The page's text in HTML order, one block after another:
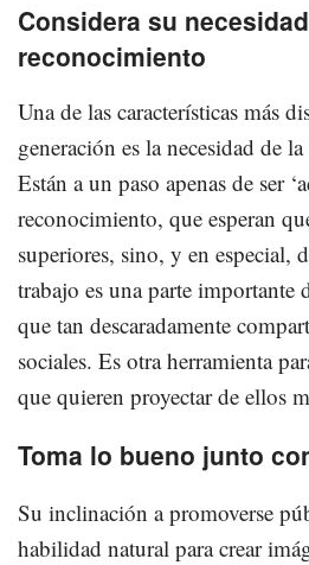
Considera su
reconocimiento
Una de las características más
generación es la necesidad de
Están a un paso apenas de ser
reconocimiento, que esperan
superiores, sino, y en especial,
trabajo es una parte importante
que tan descaradamente
sociales. Es otra herramienta
que quieren proyectar de ellos
Toma lo bueno junto
Su inclinación a promoverse
habilidad natural para crear